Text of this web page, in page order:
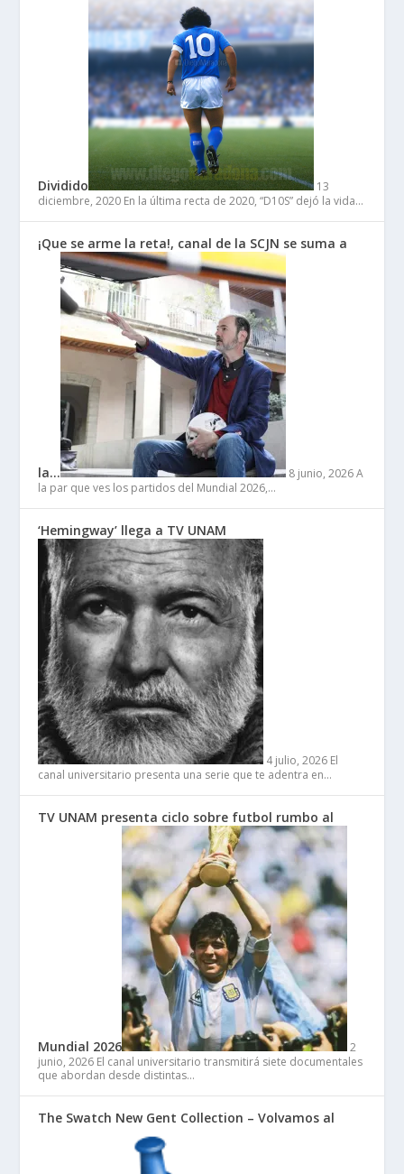
Dividido
13
diciembre, 2020 En la última recta de 2020, “D10S” dejó la vida…
¡Que se arme la reta!, canal de la SCJN se suma a
la… 8 junio, 2026 A
la par que ves los partidos del Mundial 2026,…
‘Hemingway’ llega a TV UNAM
4 julio, 2026 El
canal universitario presenta una serie que te adentra en…
TV UNAM presenta ciclo sobre futbol rumbo al
Mundial 2026
2
junio, 2026 El canal universitario transmitirá siete documentales
que abordan desde distintas…
The Swatch New Gent Collection – Volvamos al